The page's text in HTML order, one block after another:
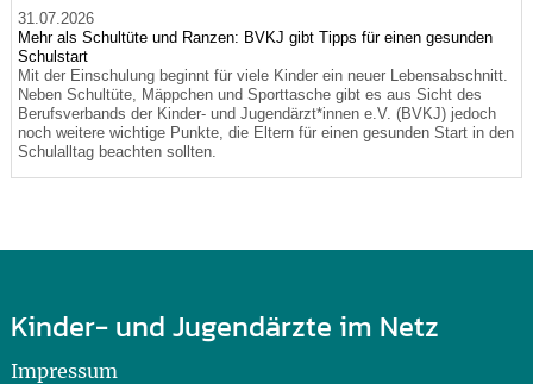
31.07.2026
Mehr als Schultüte und Ranzen: BVKJ gibt Tipps für einen gesunden
Schulstart
Mit der Einschulung beginnt für viele Kinder ein neuer Lebensabschnitt.
Neben Schultüte, Mäppchen und Sporttasche gibt es aus Sicht des
Berufsverbands der Kinder- und Jugendärzt*innen e.V. (BVKJ) jedoch
noch weitere wichtige Punkte, die Eltern für einen gesunden Start in den
Schulalltag beachten sollten.
Kinder- und Jugendärzte im Netz
Impressum